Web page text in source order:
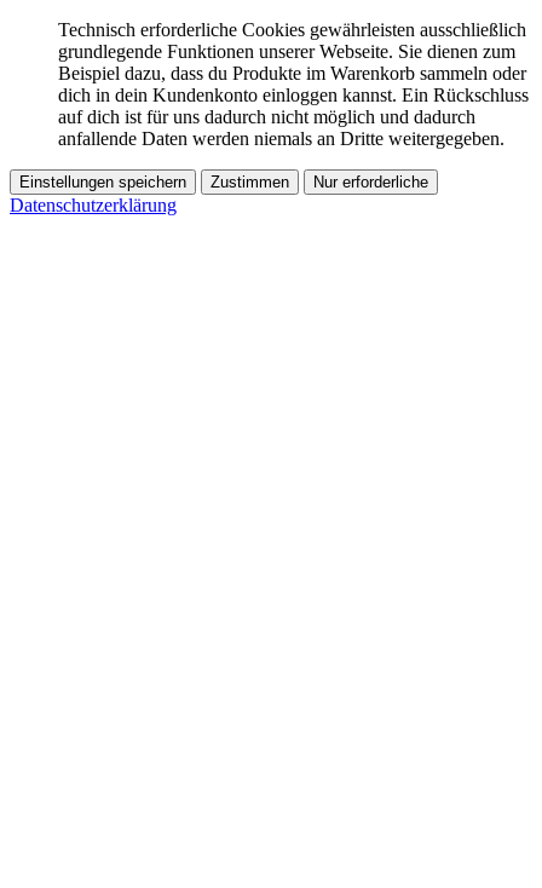
Technisch erforderliche Cookies gewährleisten ausschließlich
grundlegende Funktionen unserer Webseite. Sie dienen zum
Beispiel dazu, dass du Produkte im Warenkorb sammeln oder
dich in dein Kundenkonto einloggen kannst. Ein Rückschluss
auf dich ist für uns dadurch nicht möglich und dadurch
anfallende Daten werden niemals an Dritte weitergegeben.
Einstellungen speichern Zustimmen Nur erforderliche
Datenschutzerklärung